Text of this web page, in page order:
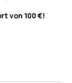
von 100 €!